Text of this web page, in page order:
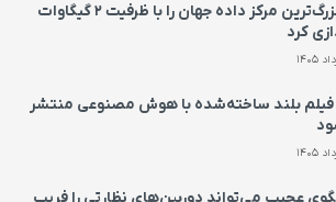
چین بزرگ‌ترین مرکز داده جهان را با ظرفیت ۲ گیگاوات
کرد
فیلم بلند ساخته‌شده با هوش مصنوعی منتشر